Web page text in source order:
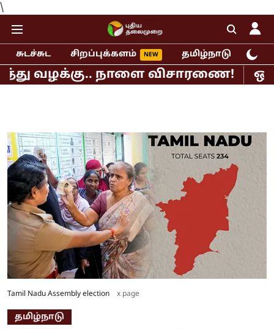
\
சுடச்சுட சிறப்புக்களம் தமிழ்நாடு
நாளை விசாரணை!
Tamil Nadu Assembly election x page
தமிழ்நாடு